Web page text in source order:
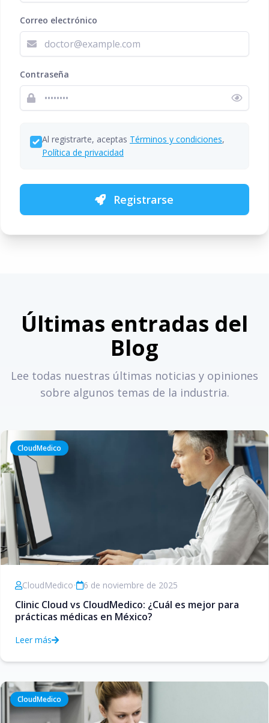
Correo electrónico
Contraseña
Al registrarte, aceptas Términos y condiciones,
Política de privacidad
Registrarse
Últimas entradas del
Blog
Lee todas nuestras últimas noticias y opiniones
sobre algunos temas de la industria.
CloudMedico
CloudMedico• 6 de noviembre de 2025
Clinic Cloud vs CloudMedico: ¿Cuál es mejor para
prácticas médicas en México?
Leer más
CloudMedico